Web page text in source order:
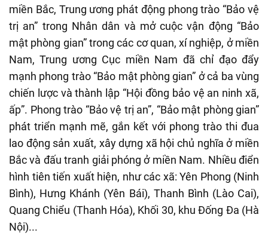
miền Bắc, Trung ương phát động phong trào “Bảo vệ
trị an” trong Nhân dân và mở cuộc vận động “Bảo
mật phòng gian” trong các cơ quan, xí nghiệp, ở miền
Nam, Trung ương Cục miền Nam đã chỉ đạo đẩy
mạnh phong trào “Bảo mật phòng gian” ở cả ba vùng
chiến lược và thành lập “Hội đồng bảo vệ an ninh xã,
ấp”. Phong trào “Bảo vệ trị an”, “Bảo mật phòng gian”
phát triển mạnh mẽ, gắn kết với phong trào thi đua
lao động sản xuất, xây dựng xã hội chủ nghĩa ở miền
Bắc và đấu tranh giải phóng ở miền Nam. Nhiều điển
hình tiên tiến xuất hiện, như các xã: Yên Phong (Ninh
Bình), Hưng Khánh (Yên Bái), Thanh Bình (Lào Cai),
Quang Chiểu (Thanh Hóa), Khối 30, khu Đống Đa (Hà
Nội)...